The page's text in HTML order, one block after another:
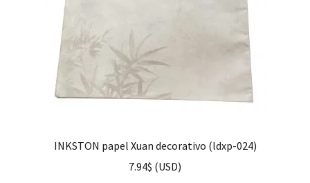
INKSTON papel Xuan decorativo (ldxp-024)
7.94$ (USD)